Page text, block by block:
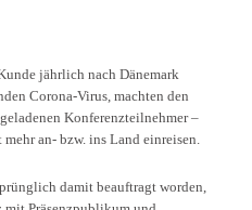
jährlich nach Dänemark
Corona-Virus, machten den
Konferenzteilnehmer –
an- bzw. ins Land einreisen.
damit beauftragt worden,